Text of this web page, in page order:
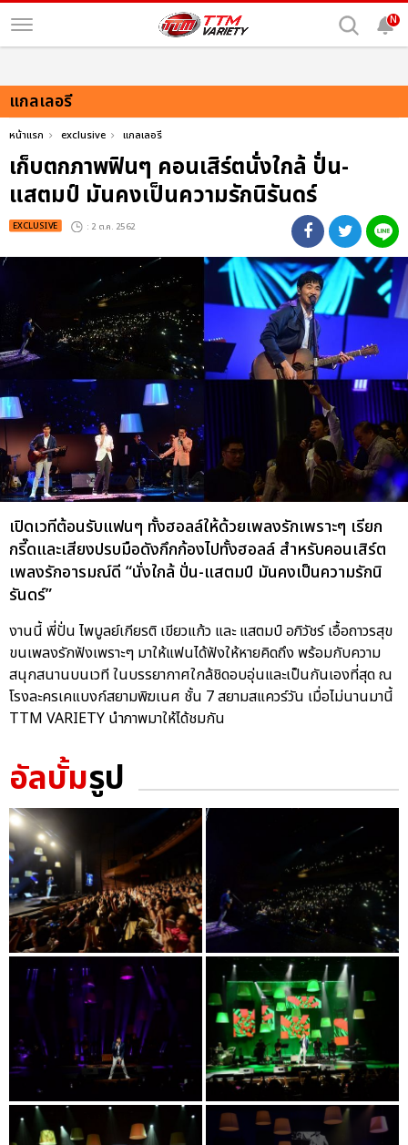
N
แกลเลอรี
หน้าแรก exclusive แกลเลอรี
เก็บตกภาพฟินๆ คอนเสิร์ตนั่งใกล้ ปั่น-
แสตมป์ มันคงเป็นความรักนิรันดร์
EXCLUSIVE : 2 ต.ค. 2562
เปิดเวทีต้อนรับแฟนๆ ทั้งฮอลล์ให้ด้วยเพลงรักเพราะๆ เรียก
กรี๊ดและเสียงปรบมือดังกึกก้องไปทั้งฮอลล์ สำหรับคอนเสิร์ต
เพลงรักอารมณ์ดี “นั่งใกล้ ปั่น-แสตมป์ มันคงเป็นความรักนิ
รันดร์”
งานนี้ พี่ปั่น ไพบูลย์เกียรติ เขียวแก้ว และ แสตมป์ อภิวัชร์ เอื้อถาวรสุข
ขนเพลงรักฟังเพราะๆ มาให้แฟนได้ฟังให้หายคิดถึง พร้อมกับความ
สนุกสนานบนเวที ในบรรยากาศใกล้ชิดอบอุ่นและเป็นกันเองที่สุด ณ
โรงละครเคแบงก์สยามพิฆเนศ ชั้น 7 สยามสแควร์วัน เมื่อไม่นานมานี้
TTM VARIETY นำภาพมาให้ได้ชมกัน
อัลบั้มรูป